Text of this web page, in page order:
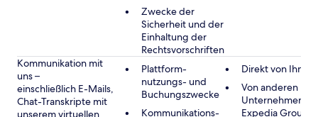
Zwecke der
Sicherheit und der
Einhaltung der
Rechtsvorschriften
Kommunikation mit
uns –
einschließlich E-Mails,
Chat-Transkripte mit
unserem virtuellen
Plattform-
nutzungs- und
Buchungszwecke
Kommunikations-
Direkt von Ihnen
Von anderen
Unternehmen
Expedia Group